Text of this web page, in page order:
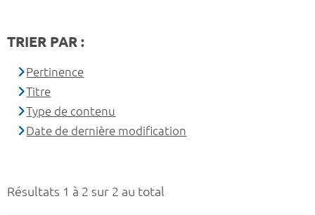
Résultats 1 à 2 sur 2 au total
TRIER PAR :
Pertinence
Titre
Type de contenu
Date de dernière modification